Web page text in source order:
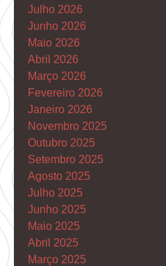
Julho 2026
Junho 2026
Maio 2026
Abril 2026
Março 2026
Fevereiro 2026
Janeiro 2026
Novembro 2025
Outubro 2025
Setembro 2025
Agosto 2025
Julho 2025
Junho 2025
Maio 2025
Abril 2025
Março 2025